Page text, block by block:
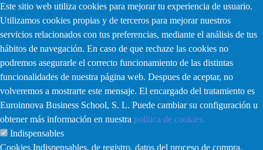
Este sitio web utiliza cookies para mejorar tu experiencia de usuario.
Utilizamos cookies propias y de terceros para mejorar nuestros
servicios relacionados con tus preferencias, mediante el análisis de tus
hábitos de navegación. En caso de que rechaze las cookies no
podremos asegurarle el correcto funcionamiento de las distintas
funcionalidades de nuestra página web. Despues de aceptar, no
volveremos a mostrarte este mensaje. El encargado del tratamiento es
Euroinnova Business School, S. L. Puede cambiar su configuración u
obtener más información en nuestra política de cookies.
Indispensables
Cookies Indispensables, de registro, datos del proceso de compra,